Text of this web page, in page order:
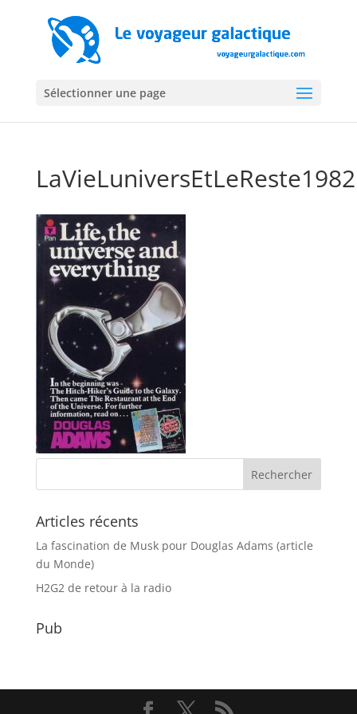
Sélectionner une page
LaVieLuniversEtLeReste1982
Articles récents
La fascination de Musk pour Douglas Adams (article
du Monde)
H2G2 de retour à la radio
Pub